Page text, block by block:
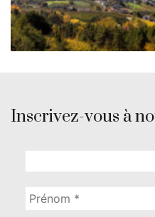
Inscrivez-vous à